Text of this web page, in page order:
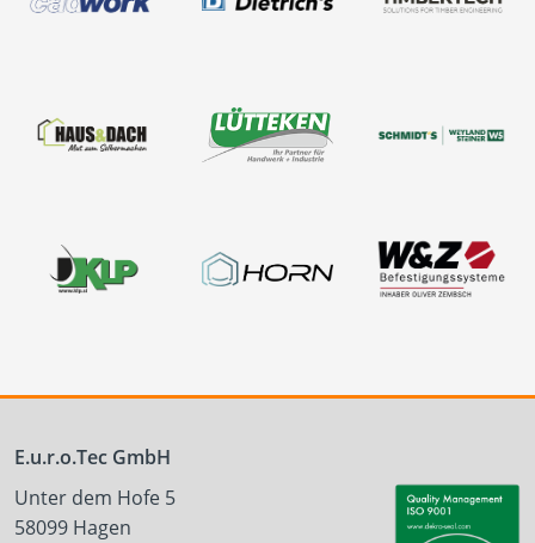
E.u.r.o.Tec GmbH
Unter dem Hofe 5
58099 Hagen